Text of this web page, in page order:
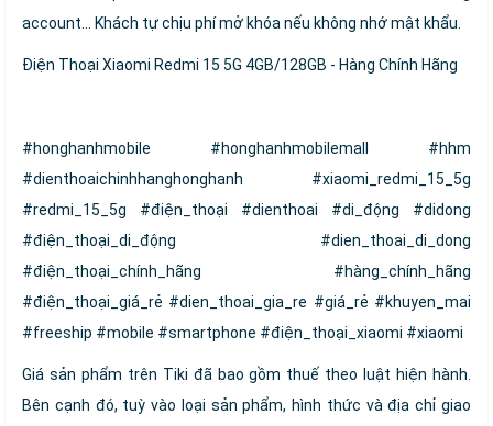
account… Khách tự chịu phí mở khóa nếu không nhớ mật khẩu.
Điện Thoại Xiaomi Redmi 15 5G 4GB/128GB - Hàng Chính Hãng
#honghanhmobile #honghanhmobilemall #hhm
#dienthoaichinhhanghonghanh #xiaomi_redmi_15_5g
#redmi_15_5g #điện_thoại #dienthoai #di_động #didong
#điện_thoại_di_động #dien_thoai_di_dong
#điện_thoại_chính_hãng #hàng_chính_hãng
#điện_thoại_giá_rẻ #dien_thoai_gia_re #giá_rẻ #khuyen_mai
#freeship #mobile #smartphone #điện_thoại_xiaomi #xiaomi
Giá sản phẩm trên Tiki đã bao gồm thuế theo luật hiện hành.
Bên cạnh đó, tuỳ vào loại sản phẩm, hình thức và địa chỉ giao